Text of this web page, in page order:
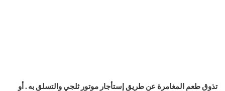
تذوق طعم المغامرة عن طريق إستأجار موتور ثلجي والتسلق به . أو